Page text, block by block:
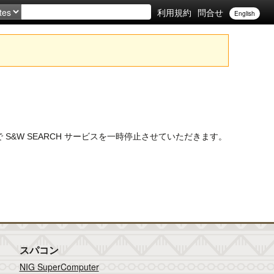
利用規約 問合せ English
SEARCH サービスを一時停止させていただきます。
スパコン
NIG SuperComputer